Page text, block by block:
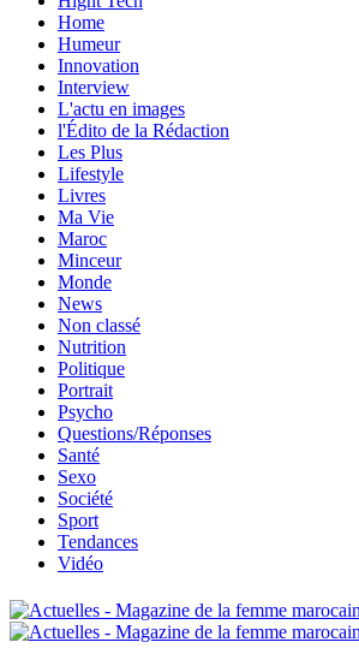
Home
Humeur
Innovation
Interview
L'actu en images
l'Édito de la Rédaction
Les Plus
Lifestyle
Livres
Ma Vie
Maroc
Minceur
Monde
News
Non classé
Nutrition
Politique
Portrait
Psycho
Questions/Réponses
Santé
Sexo
Société
Sport
Tendances
Vidéo